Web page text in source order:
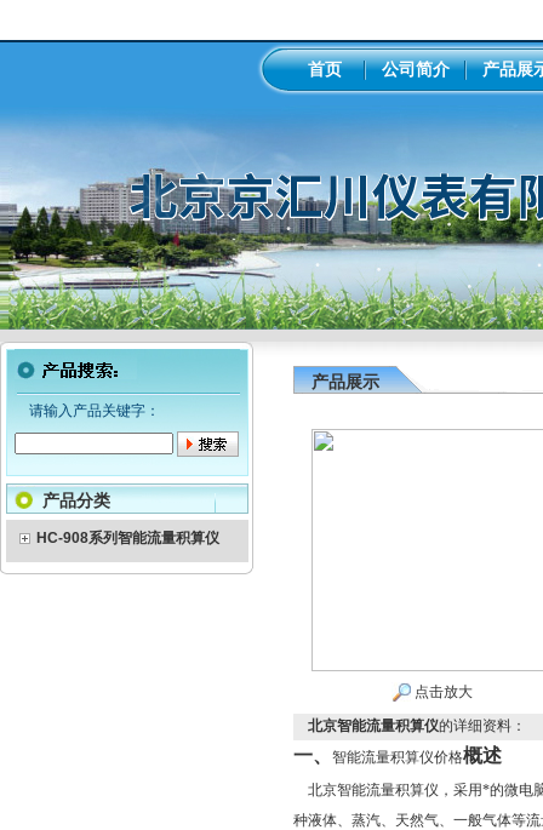
首页 公司简介 产品展
请输入产品关键字：
产品分类
HC-908系列智能流量积算仪
产品展示
点击放大
北京智能流量积算仪的详细资料：
一、 智能流量积算仪价格概述
北京智能流量积算仪 ，采用*的微电
种液体、蒸汽、天然气、一般气体等